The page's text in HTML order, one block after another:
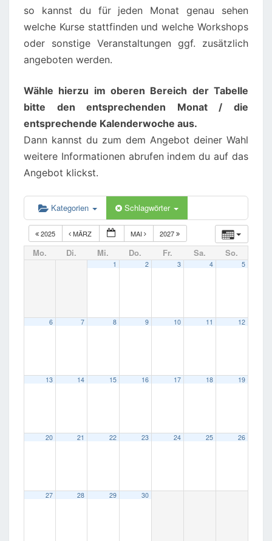
so kannst du für jeden Monat genau sehen
welche Kurse stattfinden und welche Workshops
oder sonstige Veranstaltungen ggf. zusätzlich
angeboten werden.
Wähle hierzu im oberen Bereich der Tabelle
bitte den entsprechenden Monat / die
entsprechende Kalenderwoche aus.
Dann kannst du zum dem Angebot deiner Wahl
weitere Informationen abrufen indem du auf das
Angebot klickst.
Kategorien Schlagwörter
2025 MÄRZ MAI 2027
Mo. Di. Mi. Do. Fr. Sa. So.
1 2 3 4 5
6 7 8 9 10 11 12
13 14 15 16 17 18 19
20 21 22 23 24 25 26
27 28 29 30